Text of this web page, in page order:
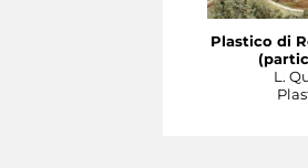
Plastico di
L.